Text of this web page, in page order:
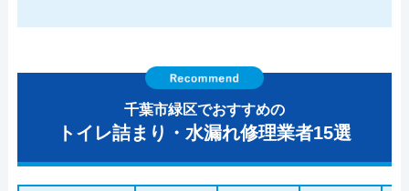
千葉市緑区でおすすめの
トイレ詰まり・水漏れ修理業者15選